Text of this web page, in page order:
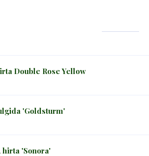
Double Rose Yellow
'Goldsturm'
hirta 'Sonora'